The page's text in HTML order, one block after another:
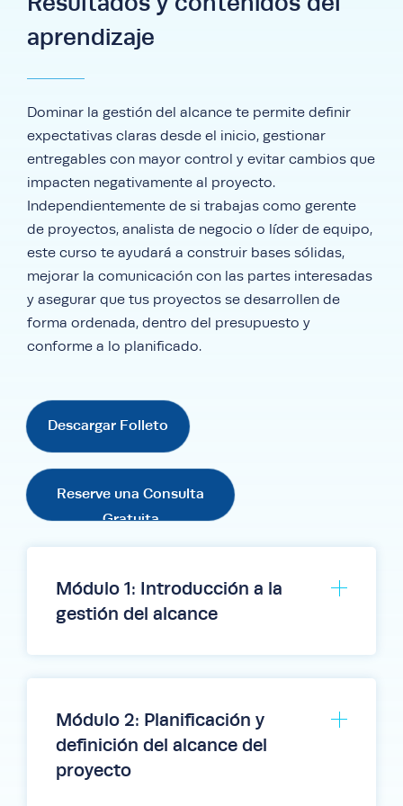
aprendizaje
Dominar la gestión del alcance te permite definir
expectativas claras desde el inicio, gestionar
entregables con mayor control y evitar cambios que
impacten negativamente al proyecto.
Independientemente de si trabajas como gerente
de proyectos, analista de negocio o líder de equipo,
este curso te ayudará a construir bases sólidas,
mejorar la comunicación con las partes interesadas
y asegurar que tus proyectos se desarrollen de
forma ordenada, dentro del presupuesto y
conforme a lo planificado.
Descargar Folleto
Reserve una Consulta
Gratuita
Módulo 1: Introducción a la
gestión del alcance
Principales desafíos y riesgos
relacionados con una gestión
deficiente del alcance.
Módulo 2: Planificación y
definición del alcance del
proyecto